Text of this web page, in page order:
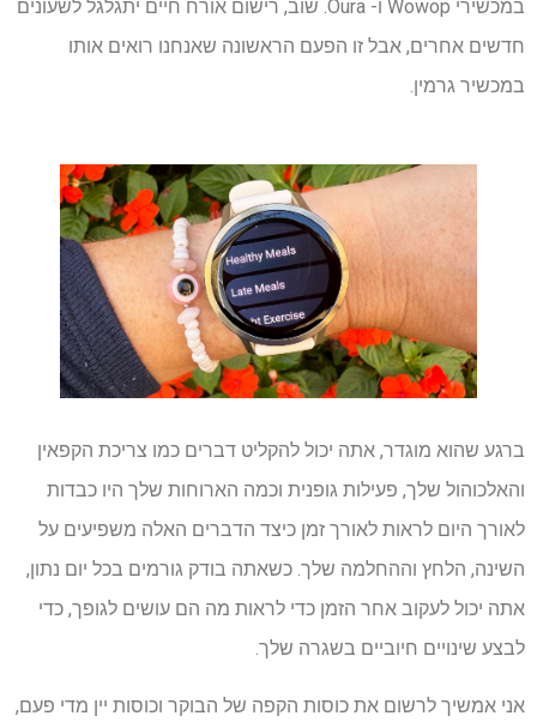
במכשירי Wowop ו- Oura. שוב, רישום אורח חיים יתגלגל לשעונים
חדשים אחרים, אבל זו הפעם הראשונה שאנחנו רואים אותו
במכשיר גרמין.
ברגע שהוא מוגדר, אתה יכול להקליט דברים כמו צריכת הקפאין
והאלכוהול שלך, פעילות גופנית וכמה הארוחות שלך היו כבדות
לאורך היום לראות לאורך זמן כיצד הדברים האלה משפיעים על
השינה, הלחץ וההחלמה שלך. כשאתה בודק גורמים בכל יום נתון,
אתה יכול לעקוב אחר הזמן כדי לראות מה הם עושים לגופך, כדי
לבצע שינויים חיוביים בשגרה שלך.
אני אמשיך לרשום את כוסות הקפה של הבוקר וכוסות יין מדי פעם,